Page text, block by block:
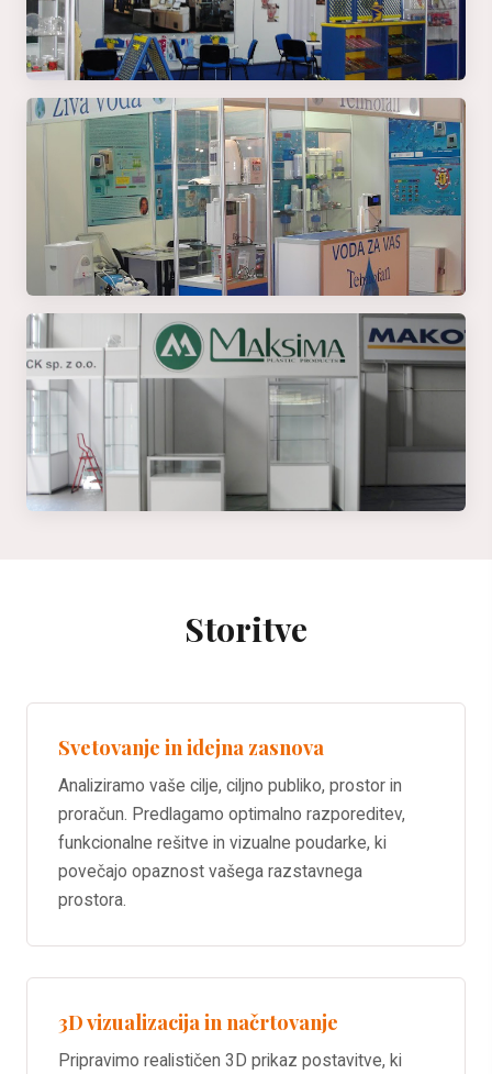
Storitve
Svetovanje in idejna zasnova
Analiziramo vaše cilje, ciljno publiko, prostor in
proračun. Predlagamo optimalno razporeditev,
funkcionalne rešitve in vizualne poudarke, ki
povečajo opaznost vašega razstavnega
prostora.
3D vizualizacija in načrtovanje
Pripravimo realističen 3D prikaz postavitve, ki